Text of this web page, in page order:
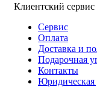
Клиентский сервис
Сервис
Оплата
Доставка и
Подарочная
Контакты
Юридическая